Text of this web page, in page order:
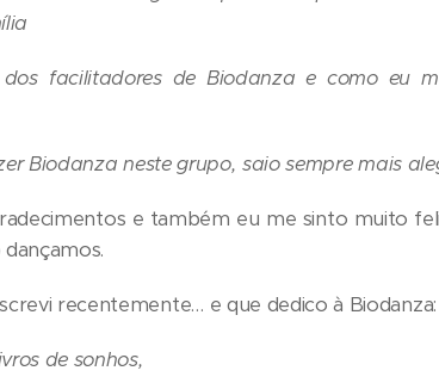
facilitadores de Biodanza e como eu
Biodanza neste grupo, saio sempre mais
e também eu me sinto muito
recentemente… e que dedico à Biodanza:
de sonhos,